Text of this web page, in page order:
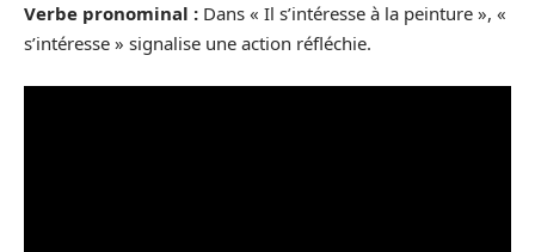
Verbe pronominal : Dans « Il s’intéresse à la peinture », «
s’intéresse » signalise une action réfléchie.